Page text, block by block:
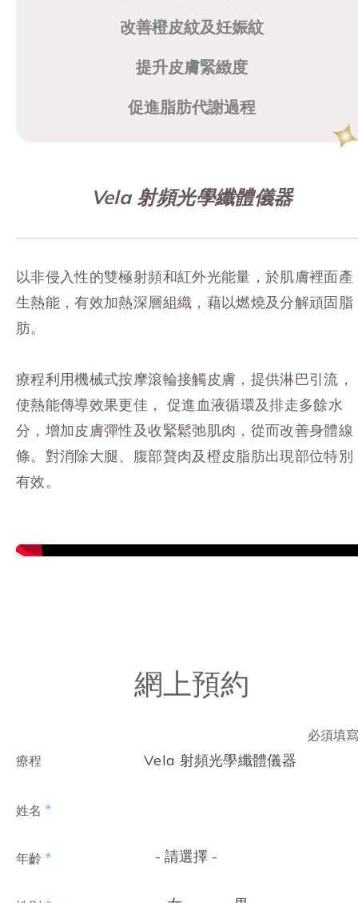
改善橙皮紋及妊娠紋
提升皮膚緊緻度
促進脂肪代謝過程
Vela 射頻光學纖體儀器
以非侵入性的雙極射頻和紅外光能量，於肌膚裡面產
生熱能，有效加熱深層組織，藉以燃燒及分解頑固脂
肪。
療程利用機械式按摩滾輪接觸皮膚，提供淋巴引流，
使熱能傳導效果更佳， 促進血液循環及排走多餘水
分，增加皮膚彈性及收緊鬆弛肌肉，從而改善身體線
條。 對消除大腿、腹部贅肉及橙皮脂肪出現部位特別
有效。
網上預約
必須填
療程
Vela 射頻光學纖體儀器
姓名 *
年齡 * - 請選擇 -